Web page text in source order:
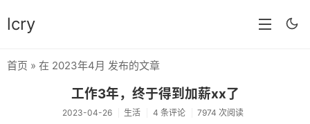
lcry
分类
首页 » 在 2023年4月 发布的文章
工作3年，终于得到加薪xx了
2023-04-26 生活 4 条评论 7974 次阅读